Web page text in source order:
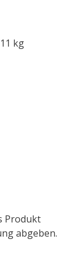
kg
Produkt
abgeben.